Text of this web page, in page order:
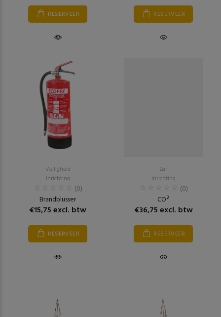
RESERVEER RESERVEER
Veiligheid
Inrichting
(0)
Brandblusser
€15,75 excl. btw
RESERVEER
Bar
Inrichting
(0)
CO²
€36,75 excl. btw
RESERVEER